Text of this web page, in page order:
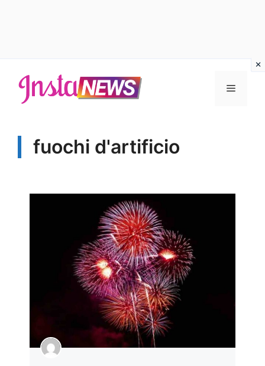
contenuto
Menu
fuochi d'artificio